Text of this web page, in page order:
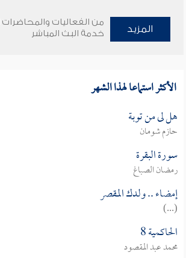
المزيد
من الفعاليات والمحاضرات
خدمة البث المباشر
الأكثر استماعا لهذا الشهر
هل لى من توبة
حازم شومان
سورة البقرة
رمضان الصباغ
إمضاء .. ولدك المقصر
(...)
الحاكمية 8
محمد عبد المقصود